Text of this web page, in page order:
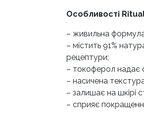
Особливості
– живильна
– містить 91%
рецептури;
– токоферол надає
– насичена
– залишає на шкірі
– сприяє